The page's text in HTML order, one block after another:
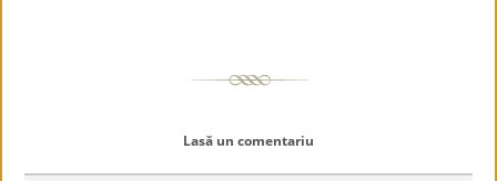
Lasă un comentariu